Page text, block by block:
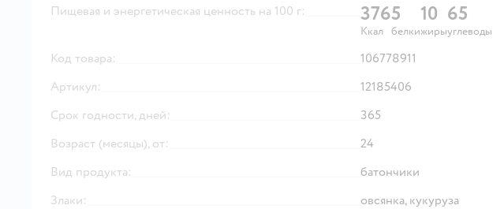
Пищевая и энергетическая ценность на 100 г: 376
Ккал
5
белки
10
жиры
65
углеводы
Код товара:
106778911
Артикул:
12185406
Срок годности, дней:
365
Возраст (месяцы), от:
24
Вид продукта:
батончики
Злаки:
овсянка, кукуруза